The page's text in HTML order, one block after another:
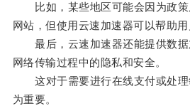
比如，某些地区可能会因为政策
网站，但使用云速加速器可以帮助用
最后，云速加速器还能提供数据
网络传输过程中的隐私和安全。
这对于需要进行在线支付或处理
为重要。